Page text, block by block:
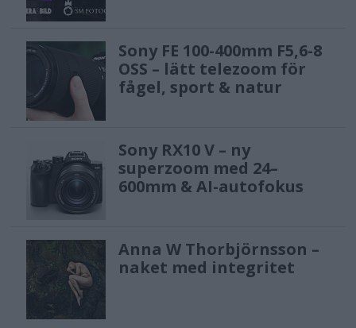
Sony FE 100-400mm F5,6-8
OSS – lätt telezoom för
fågel, sport & natur
Sony RX10 V – ny
superzoom med 24–
600mm & AI-autofokus
Anna W Thorbjörnsson –
naket med integritet